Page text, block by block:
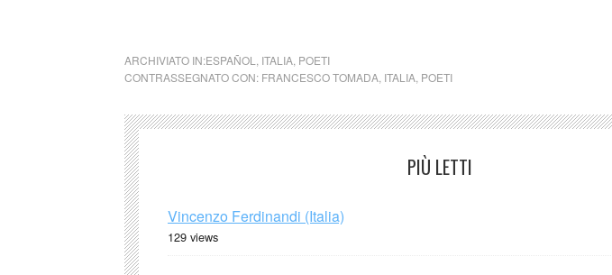
ARCHIVIATO IN:ESPAÑOL ITALIA POETI
CONTRASSEGNATO CON: FRANCESCO TOMADA ITALIA POETI
PIÙ LETTI
Vincenzo Ferdinandi (Italia)
129 views